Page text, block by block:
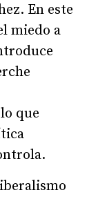
En este
miedo a
que